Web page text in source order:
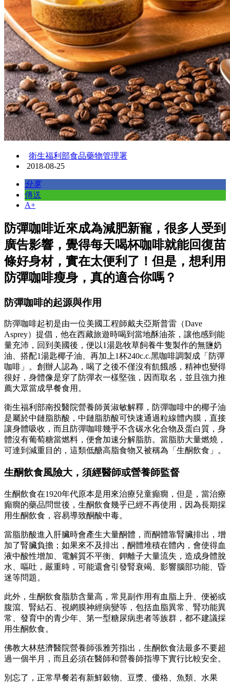
衛生福利部食品藥物管理署
2018-08-25
分享
傳送
A+
防彈咖啡近來成為減肥新寵，很多人受到
廣告影響，覺得每天喝杯咖啡就能回復苗
條好身材，實在太便利了！但是，想利用
防彈咖啡瘦身，真的適合你嗎？
防彈咖啡的起源與作用
防彈咖啡起初是由一位美國工程師戴夫亞斯普雷（Dave
Asprey）提倡，他在西藏旅遊時喝到當地酥油茶，讓他感到能
量充沛，回到美國後，便以1湯匙牧草飼養牛隻製作的無鹽奶
油、搭配1湯匙椰子油、再加上1杯240c.c.黑咖啡調製成「防彈
咖啡」。創辦人認為，喝了之後不僅沒有飢餓感，精神也變得
很好，身體像是穿了防彈衣一樣堅強，因而取名，並且強力推
薦大眾當成早餐食用。
衛生福利部南投醫院營養師黃淑敏解釋，防彈咖啡中的椰子油
是屬於中鏈脂肪酸，中鏈脂肪酸可快速通過粒線體內膜，直接
讓身體吸收，而且防彈咖啡幾乎不含碳水化合物及蛋白質，身
體沒有葡萄糖當燃料，便會加速分解脂肪。當脂肪大量燃燒，
可達到減重目的，這類低醣高脂食物又被稱為「生酮飲食」。
生酮飲食風險大，須經醫師或營養師監督
生酮飲食在1920年代原本是用來治療兒童癲癇，但是，當治療
癲癇的藥品問世後，生酮飲食幾乎已經不再使用，因為長期採
用生酮飲食，容易導致酮酸中毒。
當脂肪酸進入肝臟時會產生大量酮體，而酮體靠腎臟排出，增
加了腎臟負擔；如果來不及排出，酮體堆積在體內，會使得血
液中酸性增加、電解質不平衡、鉀離子大量流失，造成身體脫
水、嘔吐，嚴重時，可能還會引發腎衰竭、影響腦部功能、昏
迷等問題。
此外，生酮飲食脂肪含量高，常見副作用有血脂上升、便祕或
腹瀉、腎結石、視網膜神經病變等，包括血脂異常、腎功能異
常、發育中的青少年、第一型糖尿病患者等族群，都不建議採
用生酮飲食。
佛教大林慈濟醫院營養師張雅芳指出，生酮飲食法最多不要超
過一個半月，而且必須在醫師和營養師指導下實行比較安全。
別忘了，正常早餐若有新鮮穀物、豆漿、優格、魚類、水果